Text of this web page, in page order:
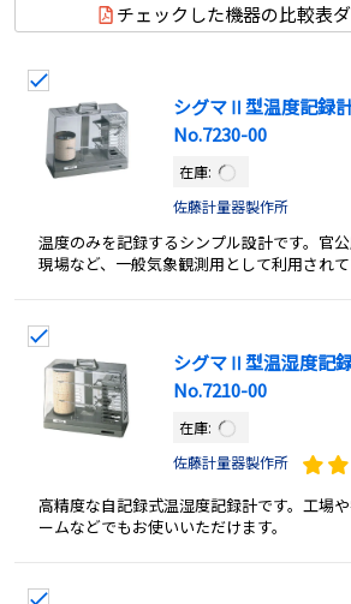
チェックした機器の比較表
シグマⅡ型温度記録
No.7230-00
在庫:
佐藤計量器製作所
温度のみを記録するシンプル設計です。官
現場など、一般気象観測用として利用され
シグマⅡ型温湿度記
No.7210-00
在庫:
佐藤計量器製作所
高精度な自記録式温湿度記録計です。工場
ームなどでもお使いいただけます。